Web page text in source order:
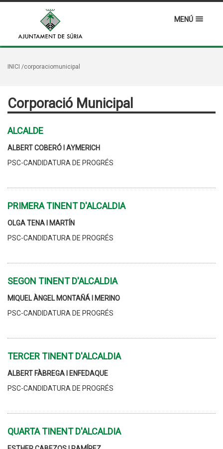
MENÚ
INICI /corporaciomunicipal
Corporació Municipal
ALCALDE
ALBERT COBERÓ I AYMERICH
PSC-CANDIDATURA DE PROGRÉS
PRIMERA TINENT D'ALCALDIA
OLGA TENA I MARTÍN
PSC-CANDIDATURA DE PROGRÉS
SEGON TINENT D'ALCALDIA
MIQUEL ÀNGEL MONTAÑÁ I MERINO
PSC-CANDIDATURA DE PROGRÉS
TERCER TINENT D'ALCALDIA
ALBERT FÀBREGA I ENFEDAQUE
PSC-CANDIDATURA DE PROGRÉS
QUARTA TINENT D'ALCALDIA